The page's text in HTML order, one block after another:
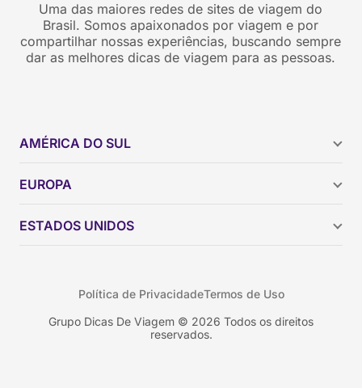
Uma das maiores redes de sites de viagem do
Brasil. Somos apaixonados por viagem e por
compartilhar nossas experiências, buscando sempre
dar as melhores dicas de viagem para as pessoas.
AMÉRICA DO SUL
Brasil
Colômbia
EUROPA
ESTADOS UNIDOS
Nova York
Grupo Dicas De Viagem © 2026 Todos os direitos
reservados.
Política de PrivacidadeTermos de Uso